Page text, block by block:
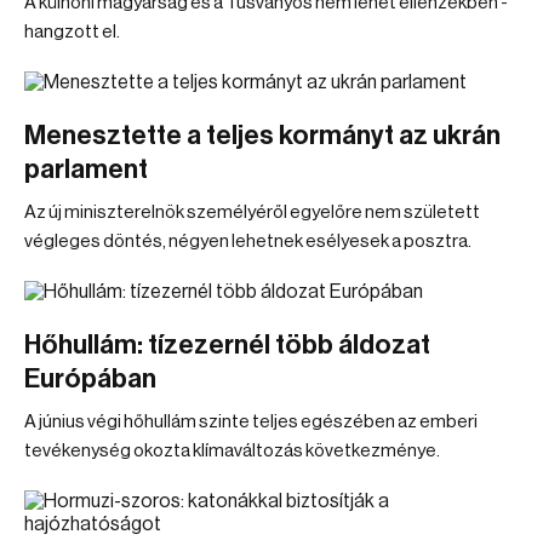
hangzott el.
Menesztette a teljes kormányt az ukrán
parlament
Az új miniszterelnök személyéről egyelőre nem született
végleges döntés, négyen lehetnek esélyesek a posztra.
Hőhullám: tízezernél több áldozat
Európában
A június végi hőhullám szinte teljes egészében az emberi
tevékenység okozta klímaváltozás következménye.